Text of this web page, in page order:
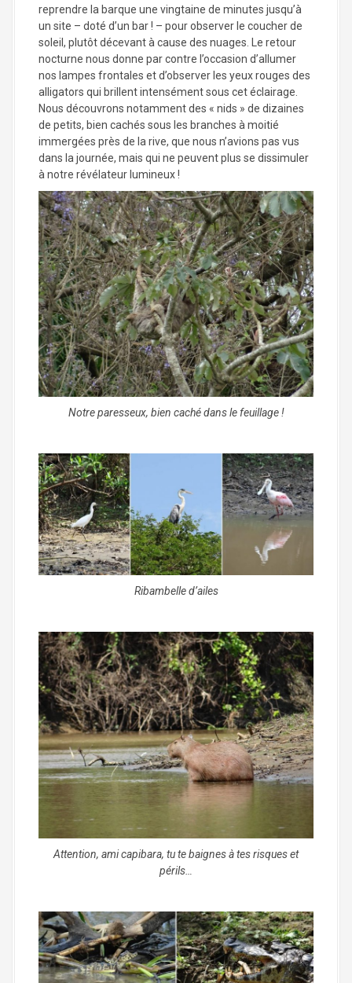
reprendre la barque une vingtaine de minutes jusqu’à
un site – doté d’un bar ! – pour observer le coucher de
soleil, plutôt décevant à cause des nuages. Le retour
nocturne nous donne par contre l’occasion d’allumer
nos lampes frontales et d’observer les yeux rouges des
alligators qui brillent intensément sous cet éclairage.
Nous découvrons notamment des « nids » de dizaines
de petits, bien cachés sous les branches à moitié
immergées près de la rive, que nous n’avions pas vus
dans la journée, mais qui ne peuvent plus se dissimuler
à notre révélateur lumineux !
Notre paresseux, bien caché dans le feuillage !
Ribambelle d’ailes
Attention, ami capibara, tu te baignes à tes risques et
périls…